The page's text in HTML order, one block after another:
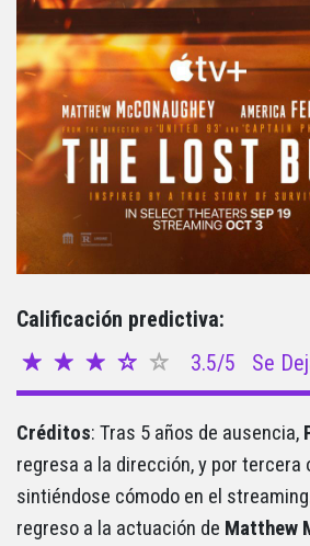
Calificación predictiva:
3.5/5
Se
Créditos: Tras 5 años de ausencia,
regresa a la dirección, y por tercera
sintiéndose cómodo en el
regreso a la actuación de Matthew